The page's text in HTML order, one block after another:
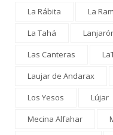
La Rábita
La
La Tahá
Las Canteras
Laujar de Andarax
Los Yesos
Lújar
Mecina Alfahar